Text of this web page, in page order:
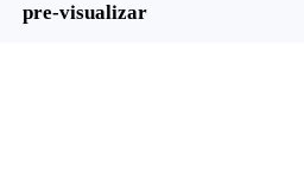
pre-visualizar